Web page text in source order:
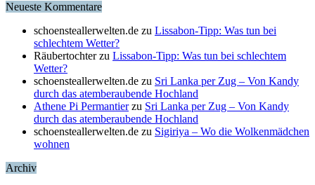
Neueste Kommentare
schoensteallerwelten.de zu Lissabon-Tipp: Was tun bei
schlechtem Wetter?
Räubertochterzu Lissabon-Tipp: Was tun bei schlechtem
Wetter?
schoensteallerwelten.de zu Sri Lanka per Zug – Von Kandy
durch das atemberaubende Hochland
Athene Pi Permantierzu Sri Lanka per Zug – Von Kandy
durch das atemberaubende Hochland
schoensteallerwelten.de zu Sigiriya – Wo die Wolkenmädchen
wohnen
Archiv